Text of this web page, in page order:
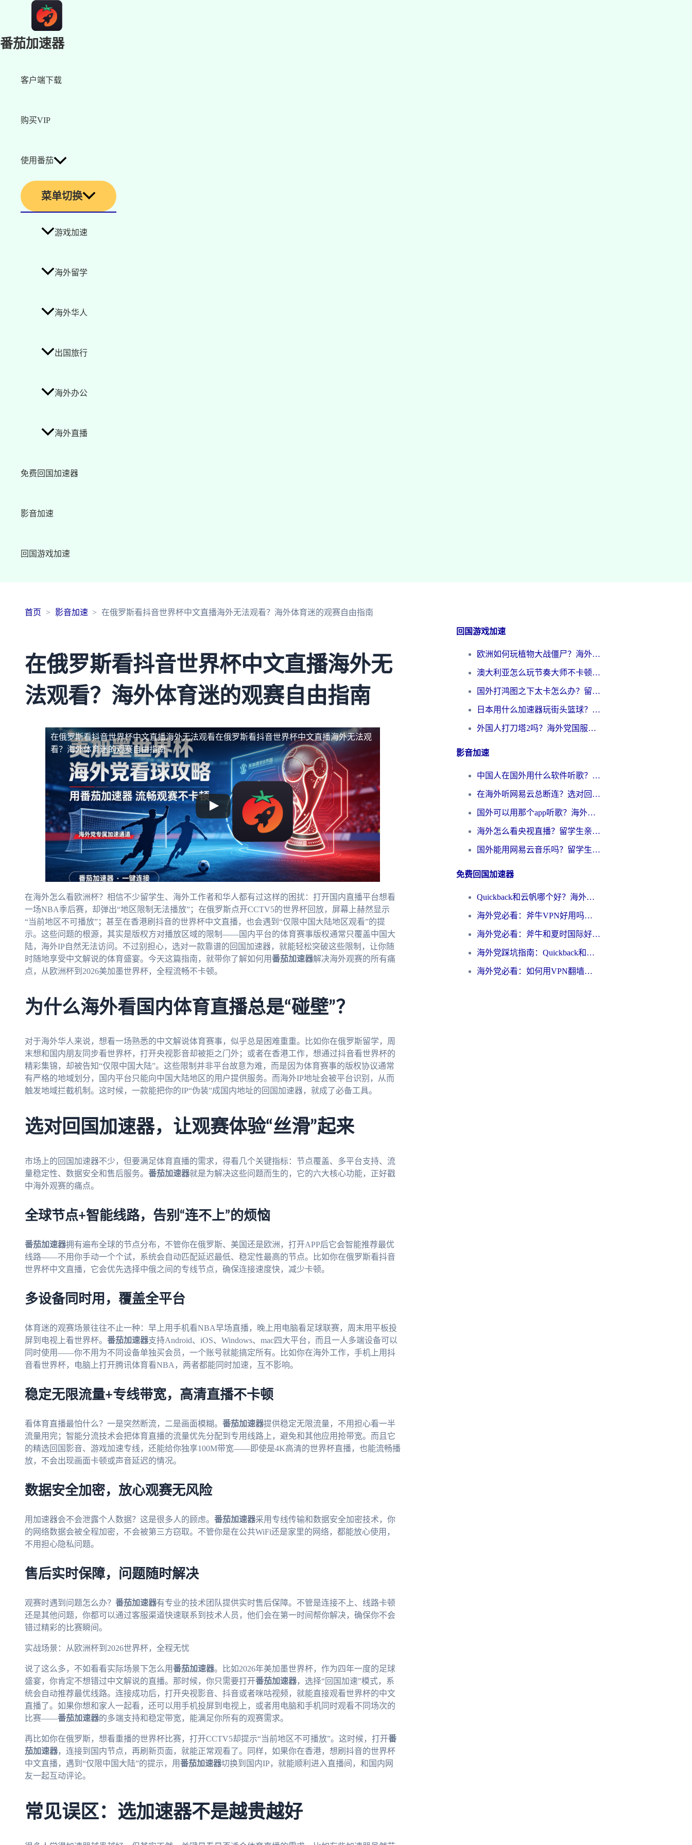
番茄加速器
客户端下载
购买VIP
使用番茄
菜单切换
游戏加速
海外留学
海外华人
出国旅行
海外办公
海外直播
免费回国加速器
影音加速
回国游戏加速
首页 影音加速 在俄罗斯看抖音世界杯中文直播海外无法观看？海外体育迷的观赛自由指南
在俄罗斯看抖音世界杯中文直播海外无
法观看？海外体育迷的观赛自由指南
在俄罗斯看抖音世界杯中文直播海外无法观看在俄罗斯看抖音世界杯中文直播海外无法观
看？海外体育迷的观赛自由指南
在海外怎么看欧洲杯？相信不少留学生、海外工作者和华人都有过这样的困扰：打开国内直播平台想看
一场NBA季后赛，却弹出“地区限制无法播放”；在俄罗斯点开CCTV5的世界杯回放，屏幕上赫然显示
“当前地区不可播放”；甚至在香港刷抖音的世界杯中文直播，也会遇到“仅限中国大陆地区观看”的提
示。这些问题的根源，其实是版权方对播放区域的限制——国内平台的体育赛事版权通常只覆盖中国大
陆，海外IP自然无法访问。不过别担心，选对一款靠谱的回国加速器，就能轻松突破这些限制，让你随
时随地享受中文解说的体育盛宴。今天这篇指南，就带你了解如何用番茄加速器解决海外观赛的所有痛
点，从欧洲杯到2026美加墨世界杯，全程流畅不卡顿。
为什么海外看国内体育直播总是“碰壁”？
对于海外华人来说，想看一场熟悉的中文解说体育赛事，似乎总是困难重重。比如你在俄罗斯留学，周
末想和国内朋友同步看世界杯，打开央视影音却被拒之门外；或者在香港工作，想通过抖音看世界杯的
精彩集锦，却被告知“仅限中国大陆”。这些限制并非平台故意为难，而是因为体育赛事的版权协议通常
有严格的地域划分，国内平台只能向中国大陆地区的用户提供服务。而海外IP地址会被平台识别，从而
触发地域拦截机制。这时候，一款能把你的IP“伪装”成国内地址的回国加速器，就成了必备工具。
选对回国加速器，让观赛体验“丝滑”起来
市场上的回国加速器不少，但要满足体育直播的需求，得看几个关键指标：节点覆盖、多平台支持、流
量稳定性、数据安全和售后服务。 番茄加速器就是为解决这些问题而生的，它的六大核心功能，正好戳
中海外观赛的痛点。
全球节点+智能线路，告别“连不上”的烦恼
番茄加速器拥有遍布全球的节点分布，不管你在俄罗斯、美国还是欧洲，打开APP后它会智能推荐最优
线路——不用你手动一个个试，系统会自动匹配延迟最低、稳定性最高的节点。比如你在俄罗斯看抖音
世界杯中文直播，它会优先选择中俄之间的专线节点，确保连接速度快，减少卡顿。
多设备同时用，覆盖全平台
体育迷的观赛场景往往不止一种：早上用手机看NBA早场直播，晚上用电脑看足球联赛，周末用平板投
屏到电视上看世界杯。 番茄加速器支持Android、iOS、Windows、mac四大平台，而且一人多端设备可以
同时使用——你不用为不同设备单独买会员，一个账号就能搞定所有。比如你在海外工作，手机上用抖
音看世界杯，电脑上打开腾讯体育看NBA，两者都能同时加速，互不影响。
稳定无限流量+专线带宽，高清直播不卡顿
看体育直播最怕什么？一是突然断流，二是画面模糊。 番茄加速器提供稳定无限流量，不用担心看一半
流量用完；智能分流技术会把体育直播的流量优先分配到专用线路上，避免和其他应用抢带宽。而且它
的精选回国影音、游戏加速专线，还能给你独享100M带宽——即使是4K高清的世界杯直播，也能流畅播
放，不会出现画面卡顿或声音延迟的情况。
数据安全加密，放心观赛无风险
用加速器会不会泄露个人数据？这是很多人的顾虑。 番茄加速器采用专线传输和数据安全加密技术，你
的网络数据会被全程加密，不会被第三方窃取。不管你是在公共WiFi还是家里的网络，都能放心使用，
不用担心隐私问题。
售后实时保障，问题随时解决
观赛时遇到问题怎么办？ 番茄加速器有专业的技术团队提供实时售后保障。不管是连接不上、线路卡顿
还是其他问题，你都可以通过客服渠道快速联系到技术人员，他们会在第一时间帮你解决，确保你不会
错过精彩的比赛瞬间。
实战场景：从欧洲杯到2026世界杯，全程无忧
说了这么多，不如看看实际场景下怎么用番茄加速器。比如2026年美加墨世界杯，作为四年一度的足球
盛宴，你肯定不想错过中文解说的直播。那时候，你只需要打开番茄加速器，选择“回国加速”模式，系
统会自动推荐最优线路。连接成功后，打开央视影音、抖音或者咪咕视频，就能直接观看世界杯的中文
直播了。如果你想和家人一起看，还可以用手机投屏到电视上，或者用电脑和手机同时观看不同场次的
比赛——番茄加速器的多端支持和稳定带宽，能满足你所有的观赛需求。
再比如你在俄罗斯，想看重播的世界杯比赛，打开CCTV5却提示“当前地区不可播放”。这时候，打开番
茄加速器，连接到国内节点，再刷新页面，就能正常观看了。同样，如果你在香港，想刷抖音的世界杯
中文直播，遇到“仅限中国大陆”的提示，用番茄加速器切换到国内IP，就能顺利进入直播间，和国内网
友一起互动评论。
常见误区：选加速器不是越贵越好
回国游戏加速
欧洲如何玩植物大战僵尸？海外党国服游戏加速避坑指南（附实测对比）
澳大利亚怎么玩节奏大师不卡顿？海外党国服游戏加速终极指南
国外打鸿图之下太卡怎么办？留学生亲测有效的国服游戏加速方案
日本用什么加速器玩街头篮球？海外党国服游戏不卡顿的终极攻略
外国人打刀塔2吗？海外党国服游戏加速避坑全攻略
影音加速
中国人在国外用什么软件听歌？别再被地域限制卡脖子，这篇教你轻松解锁国内音乐库
在海外听网易云总断连？选对回国加速器，告别地区限制和卡顿
国外可以用那个app听歌？海外党亲测有效的回国加速方案，轻松听国内音乐听书
海外怎么看央视直播？留学生亲测：3步解决版权限制+追剧自由
国外能用网易云音乐吗？留学生亲测：3步解决海外听歌难题
免费回国加速器
Quickback和云帆哪个好？海外党2026亲测指南：选对加速器大陆工具，无缝刷国内剧玩国服
海外党必看：斧牛VPN好用吗？和GoLinkVPN对比哪个回国效果更好？
海外党必看：斧牛和夏时国际好用吗？3步选对回国加速器，无缝刷国内资源
海外党踩坑指南：Quickback和归雁好用吗？选对加速器才能无缝刷国内资源
海外党必看：如何用VPN翻墙到大陆PTT？一篇解决你所有回国加速痛点